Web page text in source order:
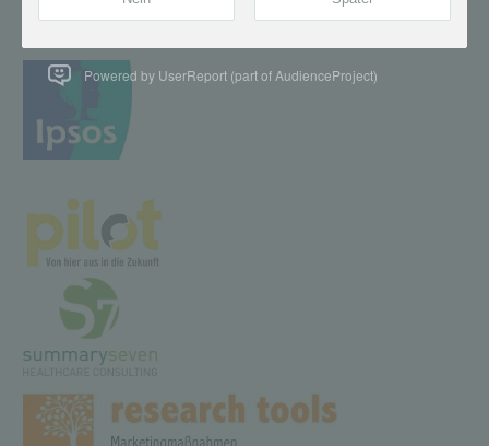
Powered by UserReport (part of AudienceProject)